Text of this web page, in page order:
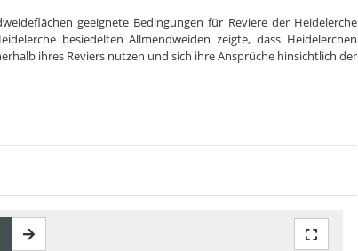
geeignete Bedingungen für Reviere der Heidelerche
besiedelten Allmendweiden zeigte, dass Heidelerchen
ihres Reviers nutzen und sich ihre Ansprüche hinsichtlich der